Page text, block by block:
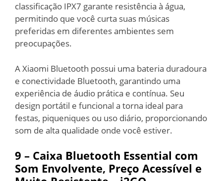
classificação IPX7 garante resistência à água,
permitindo que você curta suas músicas
preferidas em diferentes ambientes sem
preocupações.
A Xiaomi Bluetooth possui uma bateria duradoura
e conectividade Bluetooth, garantindo uma
experiência de áudio prática e contínua. Seu
design portátil e funcional a torna ideal para
festas, piqueniques ou uso diário, proporcionando
som de alta qualidade onde você estiver.
9 – Caixa Bluetooth Essential com
Som Envolvente, Preço Acessível e